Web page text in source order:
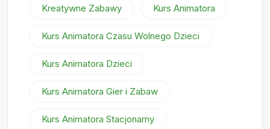
Kreatywne Zabawy Kurs Animatora
Kurs Animatora Czasu Wolnego Dzieci
Kurs Animatora Dzieci
Kurs Animatora Gier i Zabaw
Kurs Animatora Stacjonarny